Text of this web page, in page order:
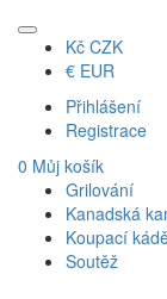
Kč CZK
€ EUR
Přihlášení
Registrace
0 Můj košík
Grilování
Kanadská
Koupací
Soutěž